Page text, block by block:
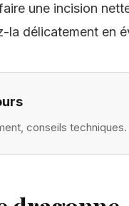
une incision
la délicatement en
conseils techniques.